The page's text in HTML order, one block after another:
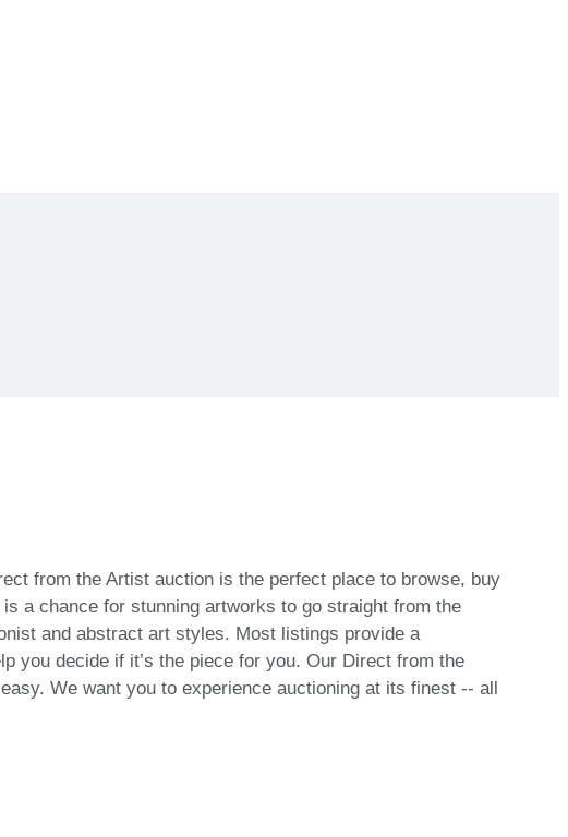
from the Artist auction is the perfect place to browse, buy
a chance for stunning artworks to go straight from the
and abstract art styles. Most listings provide a
you decide if it’s the piece for you. Our Direct from the
We want you to experience auctioning at its finest -- all